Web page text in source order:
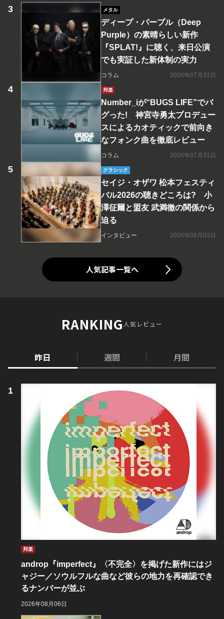
メタル
ディープ・パープル（Deep
Purple）の素晴らしい新作
『SPLAT!』に聴く、来日公演
でも実証した新体制の実力
コラム 2026年07月31日
邦楽
Number_iが“BUGS LIFE”でバ
グった! 神宮寺勇太プロデュー
スによるカオティックで前向き
なフォンク曲を徹底レビュー
コラム 2026年07月31日
クラシック
セイジ・オザワ 松本フェスティ
バル2026の聴きどころは? 小
澤征爾と盟友 武満徹の関係から
迫る
インタビュー 2026年08月03日
人気記事一覧へ
RANKING人気レビュー
昨日 週間 月間
邦楽
androp『imperfect』〈不完全〉を掲げた新作にはジ
ャジー／ソウルフルな曲など彼らの地力を再確認でき
るナンバーが並ぶ
2026年08月06日